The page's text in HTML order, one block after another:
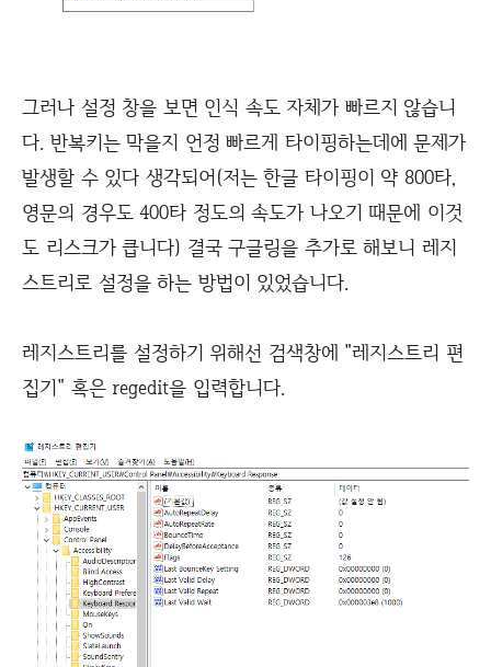
그러나 설정 창을 보면 인식 속도 자체가 빠르지 않습니
다. 반복키는 막을지 언정 빠르게 타이핑하는데에 문제가
발생할 수 있다 생각되어(저는 한글 타이핑이 약 800타,
영문의 경우도 400타 정도의 속도가 나오기 때문에 이것
도 리스크가 큽니다) 결국 구글링을 추가로 해보니 레지
스트리로 설정을 하는 방법이 있었습니다.
레지스트리를 설정하기 위해선 검색창에 "레지스트리 편
집기" 혹은 regedit을 입력합니다.